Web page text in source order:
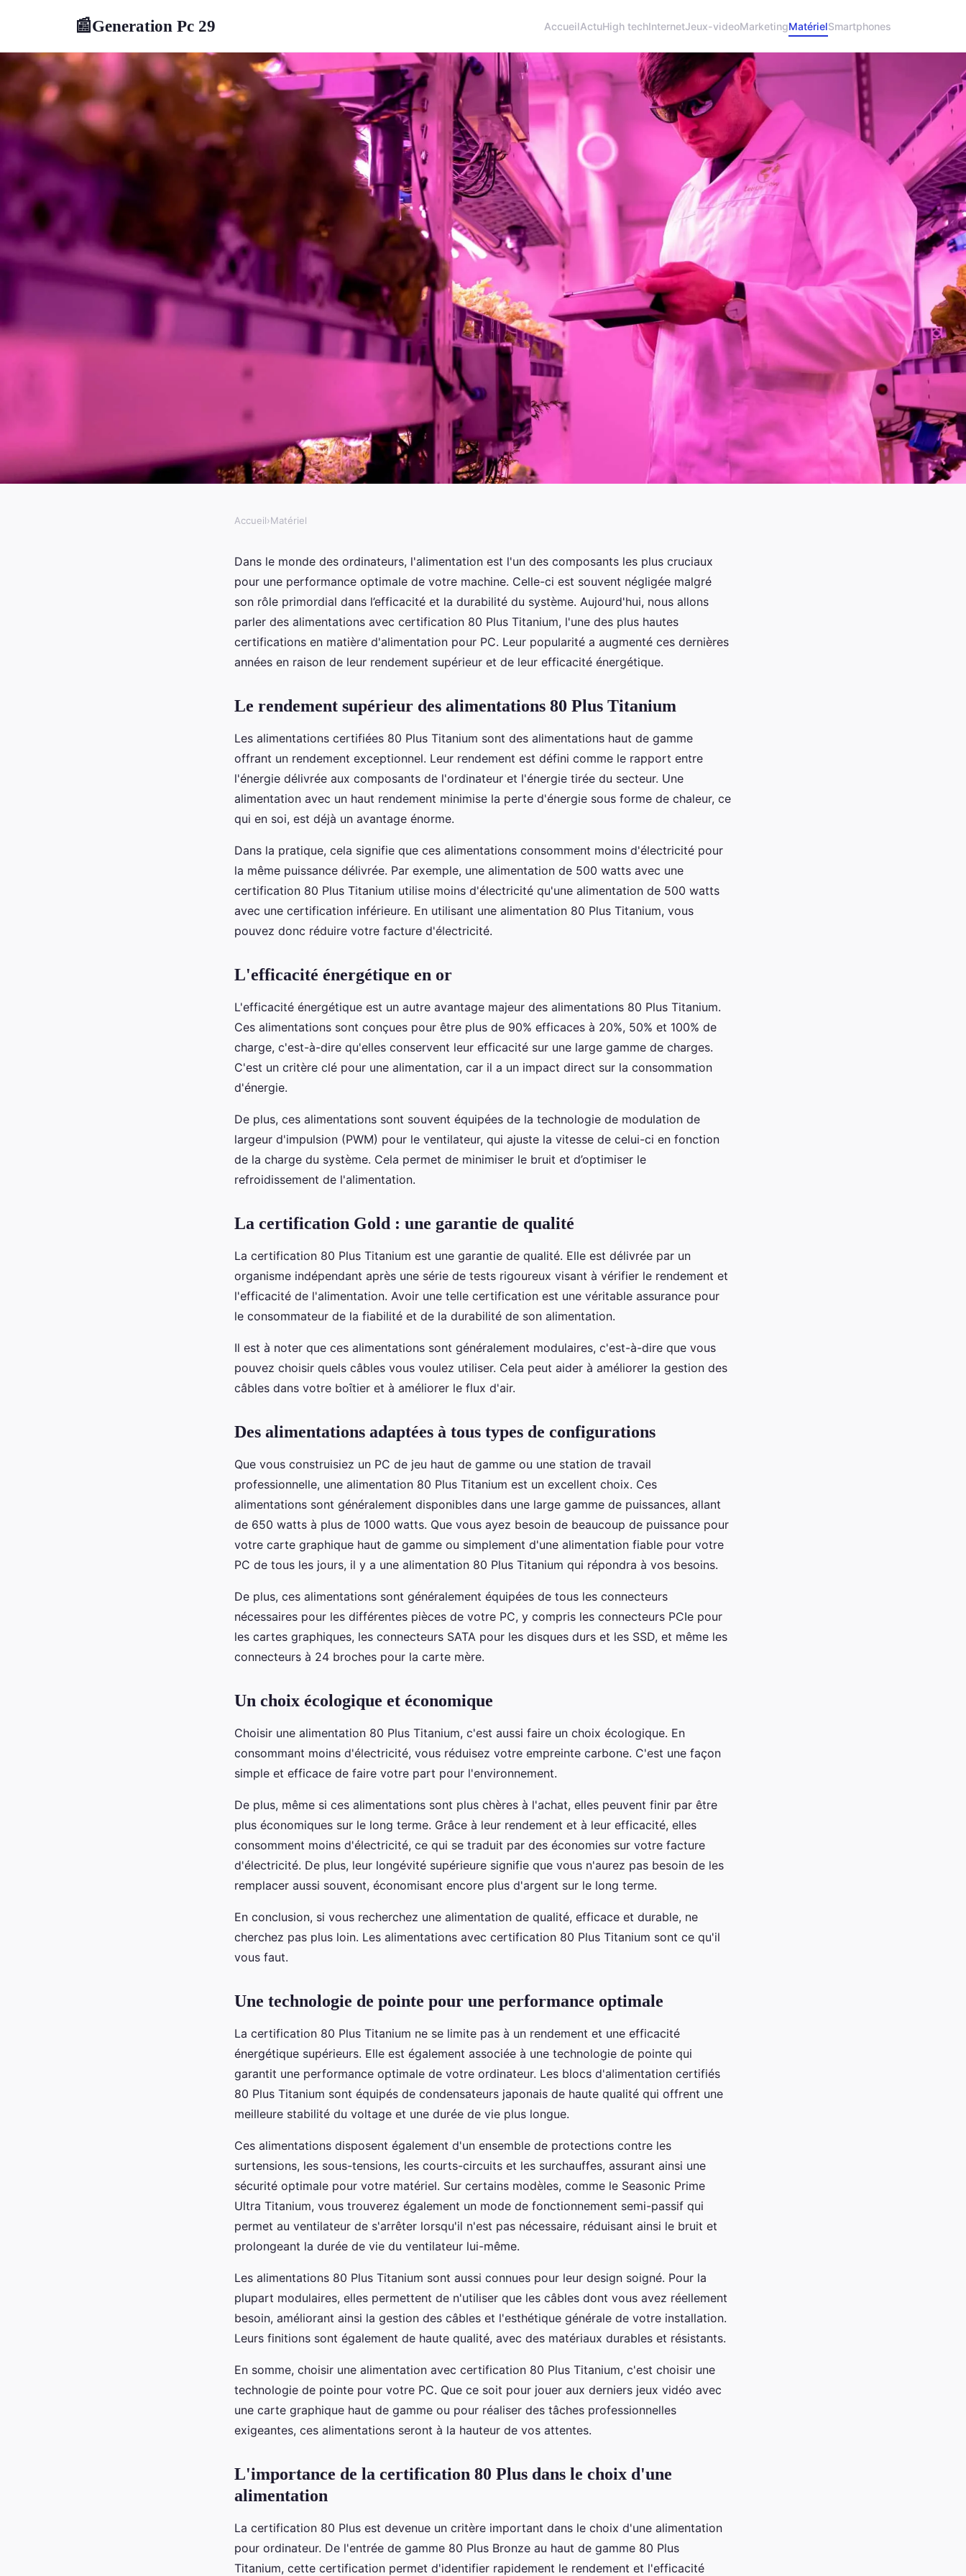
📰Generation Pc 29 AccueilActuHigh techInternetJeux-videoMarketingMatérielSmartphones
Quels sont les avantages des
alimentations avec certification 80 Plus
Accueil›Matériel
Dans le monde des ordinateurs, l'alimentation est l'un des composants les plus cruciaux
pour une performance optimale de votre machine. Celle-ci est souvent négligée malgré
son rôle primordial dans l’efficacité et la durabilité du système. Aujourd'hui, nous allons
parler des alimentations avec certification 80 Plus Titanium, l'une des plus hautes
certifications en matière d'alimentation pour PC. Leur popularité a augmenté ces dernières
années en raison de leur rendement supérieur et de leur efficacité énergétique.
Le rendement supérieur des alimentations 80 Plus Titanium
Les alimentations certifiées 80 Plus Titanium sont des alimentations haut de gamme
offrant un rendement exceptionnel. Leur rendement est défini comme le rapport entre
l'énergie délivrée aux composants de l'ordinateur et l'énergie tirée du secteur. Une
alimentation avec un haut rendement minimise la perte d'énergie sous forme de chaleur, ce
qui en soi, est déjà un avantage énorme.
Dans la pratique, cela signifie que ces alimentations consomment moins d'électricité pour
la même puissance délivrée. Par exemple, une alimentation de 500 watts avec une
certification 80 Plus Titanium utilise moins d'électricité qu'une alimentation de 500 watts
avec une certification inférieure. En utilisant une alimentation 80 Plus Titanium, vous
pouvez donc réduire votre facture d'électricité.
L'efficacité énergétique en or
L'efficacité énergétique est un autre avantage majeur des alimentations 80 Plus Titanium.
Ces alimentations sont conçues pour être plus de 90% efficaces à 20%, 50% et 100% de
charge, c'est-à-dire qu'elles conservent leur efficacité sur une large gamme de charges.
C'est un critère clé pour une alimentation, car il a un impact direct sur la consommation
d'énergie.
De plus, ces alimentations sont souvent équipées de la technologie de modulation de
largeur d'impulsion (PWM) pour le ventilateur, qui ajuste la vitesse de celui-ci en fonction
de la charge du système. Cela permet de minimiser le bruit et d’optimiser le
refroidissement de l'alimentation.
La certification Gold : une garantie de qualité
La certification 80 Plus Titanium est une garantie de qualité. Elle est délivrée par un
organisme indépendant après une série de tests rigoureux visant à vérifier le rendement et
l'efficacité de l'alimentation. Avoir une telle certification est une véritable assurance pour
le consommateur de la fiabilité et de la durabilité de son alimentation.
Il est à noter que ces alimentations sont généralement modulaires, c'est-à-dire que vous
pouvez choisir quels câbles vous voulez utiliser. Cela peut aider à améliorer la gestion des
câbles dans votre boîtier et à améliorer le flux d'air.
Des alimentations adaptées à tous types de configurations
Que vous construisiez un PC de jeu haut de gamme ou une station de travail
professionnelle, une alimentation 80 Plus Titanium est un excellent choix. Ces
alimentations sont généralement disponibles dans une large gamme de puissances, allant
de 650 watts à plus de 1000 watts. Que vous ayez besoin de beaucoup de puissance pour
votre carte graphique haut de gamme ou simplement d'une alimentation fiable pour votre
PC de tous les jours, il y a une alimentation 80 Plus Titanium qui répondra à vos besoins.
De plus, ces alimentations sont généralement équipées de tous les connecteurs
nécessaires pour les différentes pièces de votre PC, y compris les connecteurs PCIe pour
les cartes graphiques, les connecteurs SATA pour les disques durs et les SSD, et même les
connecteurs à 24 broches pour la carte mère.
Un choix écologique et économique
Choisir une alimentation 80 Plus Titanium, c'est aussi faire un choix écologique. En
consommant moins d'électricité, vous réduisez votre empreinte carbone. C'est une façon
simple et efficace de faire votre part pour l'environnement.
De plus, même si ces alimentations sont plus chères à l'achat, elles peuvent finir par être
plus économiques sur le long terme. Grâce à leur rendement et à leur efficacité, elles
consomment moins d'électricité, ce qui se traduit par des économies sur votre facture
d'électricité. De plus, leur longévité supérieure signifie que vous n'aurez pas besoin de les
remplacer aussi souvent, économisant encore plus d'argent sur le long terme.
En conclusion, si vous recherchez une alimentation de qualité, efficace et durable, ne
cherchez pas plus loin. Les alimentations avec certification 80 Plus Titanium sont ce qu'il
vous faut.
Une technologie de pointe pour une performance optimale
La certification 80 Plus Titanium ne se limite pas à un rendement et une efficacité
énergétique supérieurs. Elle est également associée à une technologie de pointe qui
garantit une performance optimale de votre ordinateur. Les blocs d'alimentation certifiés
80 Plus Titanium sont équipés de condensateurs japonais de haute qualité qui offrent une
meilleure stabilité du voltage et une durée de vie plus longue.
Ces alimentations disposent également d'un ensemble de protections contre les
surtensions, les sous-tensions, les courts-circuits et les surchauffes, assurant ainsi une
sécurité optimale pour votre matériel. Sur certains modèles, comme le Seasonic Prime
Ultra Titanium, vous trouverez également un mode de fonctionnement semi-passif qui
permet au ventilateur de s'arrêter lorsqu'il n'est pas nécessaire, réduisant ainsi le bruit et
prolongeant la durée de vie du ventilateur lui-même.
Les alimentations 80 Plus Titanium sont aussi connues pour leur design soigné. Pour la
plupart modulaires, elles permettent de n'utiliser que les câbles dont vous avez réellement
besoin, améliorant ainsi la gestion des câbles et l'esthétique générale de votre installation.
Leurs finitions sont également de haute qualité, avec des matériaux durables et résistants.
En somme, choisir une alimentation avec certification 80 Plus Titanium, c'est choisir une
technologie de pointe pour votre PC. Que ce soit pour jouer aux derniers jeux vidéo avec
une carte graphique haut de gamme ou pour réaliser des tâches professionnelles
exigeantes, ces alimentations seront à la hauteur de vos attentes.
L'importance de la certification 80 Plus dans le choix d'une
alimentation
La certification 80 Plus est devenue un critère important dans le choix d'une alimentation
pour ordinateur. De l'entrée de gamme 80 Plus Bronze au haut de gamme 80 Plus
Titanium, cette certification permet d'identifier rapidement le rendement et l'efficacité